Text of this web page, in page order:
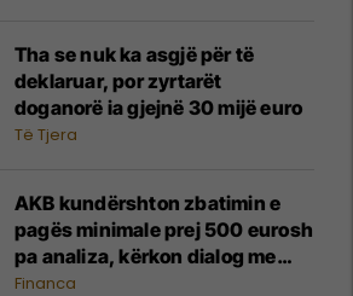
Tha se nuk ka asgjë për të
deklaruar, por zyrtarët
doganorë ia gjejnë 30 mijë euro
Të Tjera
AKB kundërshton zbatimin e
pagës minimale prej 500 eurosh
pa analiza, kërkon dialog me
Qeverinë
Financa